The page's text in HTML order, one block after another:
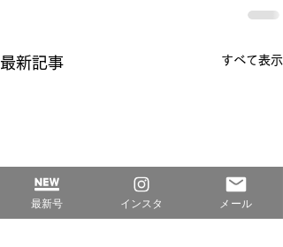
最新記事 すべて表示
最新号 インスタ メール